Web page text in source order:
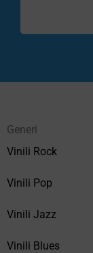
Generi
Vinili Rock
Vinili Pop
Vinili Jazz
Vinili Blues